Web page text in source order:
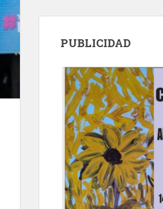
PUBLICIDAD